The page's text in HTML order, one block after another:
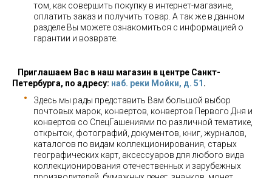
том, как совершить покупку в интернет-магазине,
оплатить заказ и получить товар. А так же в данном
разделе Вы можете ознакомиться с информацией о
гарантии и возврате.
Приглашаем Вас в наш магазин в центре Санкт-
Петербурга, по адресу: наб. реки Мойки, д. 51 .
Здесь мы рады представить Вам большой выбор
почтовых марок, конвертов, конвертов Первого Дня и
конвертов со СпецГашениями по различной тематике,
открыток, фотографий, документов, книг, журналов,
каталогов по видам коллекционирования, старых
географических карт, аксессуаров для любого вида
коллекционирования отечественных и зарубежных